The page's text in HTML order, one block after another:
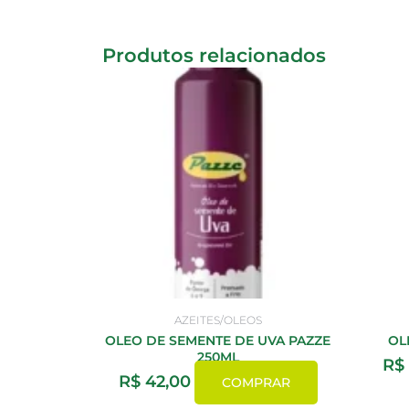
Produtos relacionados
AZEITES/OLEOS
OLEO DE SEMENTE DE UVA PAZZE
250ML
R$42,00 COMPRAR
R$